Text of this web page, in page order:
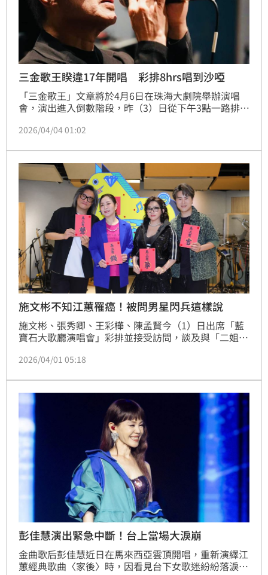
三金歌王睽違17年開唱 彩排8hrs唱到沙啞
「三金歌王」文章將於4月6日在珠海大劇院舉辦演唱
會，演出進入倒數階段，昨（3）日從下午3點一路排練
落銜接到情緒鋪陳逐一細修，力求舞台每一刻都精準到
反覆確認細節，展現對舞台一貫的高標準與執著，「越
接近舞台，越想把每一首歌唱到最好。」
2026/04/04 01:02
施文彬不知江蕙罹癌！被問男星閃兵這樣說
施文彬、張秀卿、王彩樺、陳孟賢今（1）日出席「藍
寶石大歌廳演唱會」彩排並接受訪問，談及與「二姐」
全不知道對方身體狀況，直到後來才從媒體得知。這次
你鼓掌叫好，願你唱到天荒地老」。另外被問到近期演
藝圈閃兵爭議，他則低調表示「不關我的事」，強調管
好自己最重要。趙浩雲
2026/04/01 05:18
彭佳慧演出緊急中斷！台上當場大淚崩
金曲歌后彭佳慧近日在馬來西亞雲頂開唱，重新演繹江
蕙經典歌曲〈家後〉時，因看見台下女歌迷紛紛落淚，